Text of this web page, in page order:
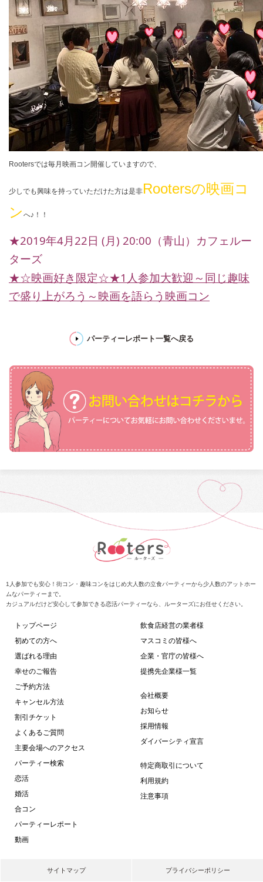
Rootersでは毎月映画コン開催していますので、
少しでも興味を持っていただけた方は是非Rootersの映画コ
ン へ♪！！
★2019年4月 22 日 ( 月 ) 20:00 （青山）カフェルー
ターズ
★☆映画好き限定☆★1 人参加大歓迎～同じ趣味
で盛り上がろう～映画を語らう映画コン
パーティーレポート一覧へ戻る
1人参加でも安心！街コン・趣味コンをはじめ大人数の立食パーティーから少人数のアットホー
ムなパーティーまで。
カジュアルだけど安心して参加できる恋活パーティーなら、ルーターズにお任せください。
トップページ
初めての方へ
選ばれる理由
幸せのご報告
ご予約方法
キャンセル方法
割引チケット
よくあるご質問
主要会場へのアクセス
パーティー検索
恋活
婚活
合コン
パーティーレポート
動画
飲食店経営の業者様
マスコミの皆様へ
企業・官庁の皆様へ
提携先企業様一覧
会社概要
お知らせ
採用情報
ダイバーシティ宣言
特定商取引について
利用規約
注意事項
サイトマップ プライバシーポリシー